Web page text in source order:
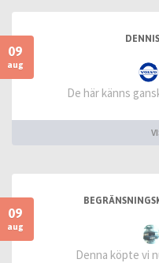
09
aug
De här känns
09
aug
Denna köpte vi